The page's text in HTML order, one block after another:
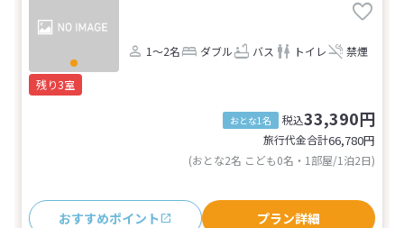
1～2名 ダブル バス トイレ 禁煙
残り3室
おとな1名 税込33,390円
旅行代金合計66,780円
(おとな2名 こども0名・1部屋/1泊2日)
おすすめポイント プラン詳細